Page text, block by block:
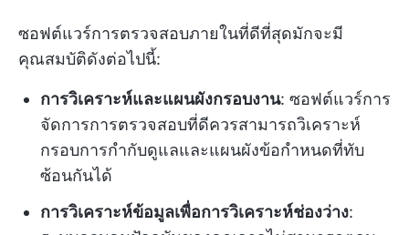
ซอฟต์แวร์การตรวจสอบภายในที่ดีที่สุดมักจะมี
คุณสมบัติดังต่อไปนี้:
การวิเคราะห์และแผนผังกรอบงาน: ซอฟต์แวร์การ
จัดการการตรวจสอบที่ดีควรสามารถวิเคราะห์
กรอบการกำกับดูแลและแผนผังข้อกำหนดที่ทับ
ซ้อนกันได้
การวิเคราะห์ข้อมูลเพื่อการวิเคราะห์ช่องว่าง: